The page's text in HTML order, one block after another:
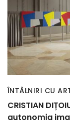
ÎNTÂLNIRI CU
CRISTIAN
autonomia